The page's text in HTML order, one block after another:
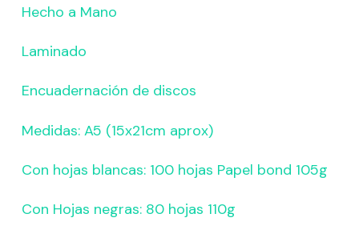
Hecho a Mano
Laminado
Encuadernación de discos
Medidas: A5 (15x21cm aprox)
Con hojas blancas: 100 hojas Papel bond 105g
Con Hojas negras: 80 hojas 110g